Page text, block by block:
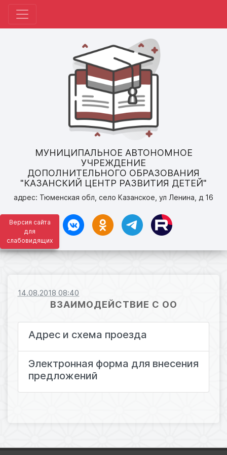
Версия сайта
для
слабовидящих
МУНИЦИПАЛЬНОЕ АВТОНОМНОЕ
УЧРЕЖДЕНИЕ
ДОПОЛНИТЕЛЬНОГО ОБРАЗОВАНИЯ
"КАЗАНСКИЙ ЦЕНТР РАЗВИТИЯ ДЕТЕЙ"
адрес: Тюменская обл, село Казанское, ул Ленина, д 16
14.08.2018 08:40
ВЗАИМОДЕЙСТВИЕ С ОО
Адрес и схема проезда
Электронная форма для внесения
предложений